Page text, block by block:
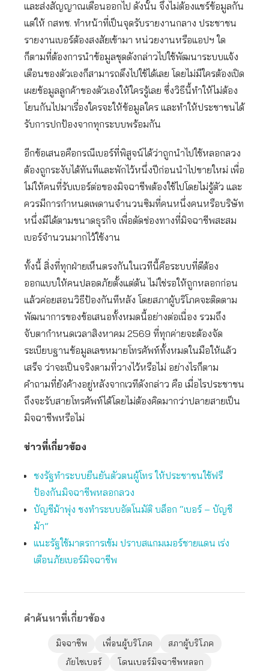
และส่งสัญญาณเตือนออกไป ดังนั้น จึงไม่ต้องแชร์ข้อมูลกัน
แต่ให้ กสทช. ทำหน้าที่เป็นจุดรับรายงานกลาง ประชาชน
รายงานเบอร์ต้องสงสัยเข้ามา หน่วยงานหรือแอปฯ ใด
ก็ตามที่ต้องการนำข้อมูลชุดดังกล่าวไปใช้พัฒนาระบบแจ้ง
เตือนของตัวเองก็สามารถดึงไปใช้ได้เลย โดยไม่มีใครต้องเปิด
เผยข้อมูลลูกค้าของตัวเองให้ใครรู้เลย ซึ่งวิธีนี้ทำให้ไม่ต้อง
โยนกันไปมาเรื่องใครจะให้ข้อมูลใคร และทำให้ประชาชนได้
รับการปกป้องจากทุกระบบพร้อมกัน
อีกข้อเสนอคือกรณีเบอร์ที่พิสูจน์ได้ว่าถูกนำไปใช้หลอกลวง
ต้องถูกระงับได้ทันทีและพักไว้หนึ่งปีก่อนนำไปขายใหม่ เพื่อ
ไม่ให้คนที่รับเบอร์ต่อของมิจฉาชีพต้องใช้ไปโดยไม่รู้ตัว และ
ควรมีการกำหนดเพดานจำนวนซิมที่คนหนึ่งคนหรือบริษัท
หนึ่งมีได้ตามขนาดธุรกิจ เพื่อตัดช่องทางที่มิจฉาชีพสะสม
เบอร์จำนวนมากไว้ใช้งาน
ทั้งนี้ สิ่งที่ทุกฝ่ายเห็นตรงกันในเวทีนี้คือระบบที่ดีต้อง
ออกแบบให้คนปลอดภัยตั้งแต่ต้น ไม่ใช่รอให้ถูกหลอกก่อน
แล้วค่อยสอนวิธีป้องกันทีหลัง โดยสภาผู้บริโภคจะติดตาม
พัฒนาการของข้อเสนอทั้งหมดนี้อย่างต่อเนื่อง รวมถึง
จับตากำหนดเวลาสิงหาคม 2569 ที่ทุกค่ายจะต้องจัด
ระเบียบฐานข้อมูลเลขหมายโทรศัพท์ทั้งหมดในมือให้แล้ว
เสร็จ ว่าจะเป็นจริงตามที่วางไว้หรือไม่ อย่างไรก็ตาม
คำถามที่ยังค้างอยู่หลังจากเวทีดังกล่าว คือ เมื่อไรประชาชน
ถึงจะรับสายโทรศัพท์ได้โดยไม่ต้องคิดมากว่าปลายสายเป็น
มิจฉาชีพหรือไม่
ข่าวที่เกี่ยวข้อง
ชงรัฐทำระบบยืนยันตัวตนผู้โทร ให้ประชาชนใช้ฟรี
ป้องกันมิจฉาชีพหลอกลวง
บัญชีม้าพุ่ง ชงทำระบบอัตโนมัติ บล็อก “เบอร์ – บัญชี
ม้า”
แนะรัฐใช้มาตรการเข้ม ปราบสแกมเมอร์ชายแดน เร่ง
เตือนภัยเบอร์มิจฉาชีพ
คำค้นหาที่เกี่ยวข้อง
มิจฉาชีพ เพื่อนผู้บริโภค
สภาผู้บริโภค
ภัยไซเบอร์
โดนเบอร์มิจฉาชีพหลอก